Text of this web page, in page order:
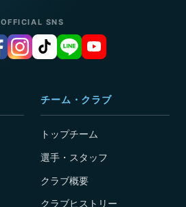
OFFICIAL SNS
チーム・クラブ
トップチーム
選手・スタッフ
クラブ概要
クラブヒストリー